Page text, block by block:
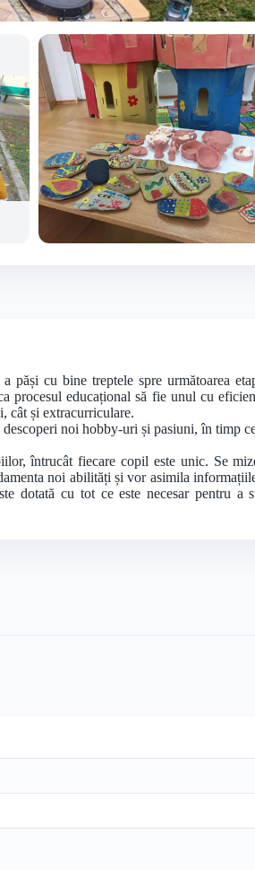
păși cu bine treptele spre următoarea
procesul educațional să fie unul cu
cât și extracurriculare.
noi hobby-uri și pasiuni, în timp
întrucât fiecare copil este unic. Se
noi abilități și vor asimila
dotată cu tot ce este necesar pentru a